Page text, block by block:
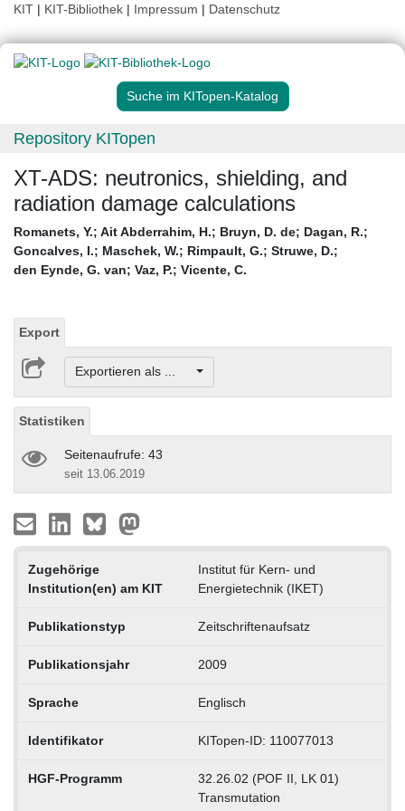
KIT | KIT-Bibliothek | Impressum | Datenschutz
Suche im KITopen-Katalog
Repository KITopen
XT-ADS: neutronics, shielding, and
radiation damage calculations
Romanets, Y.; Ait Abderrahim, H.; Bruyn, D. de; Dagan, R.;
Goncalves, I.; Maschek, W.; Rimpault, G.; Struwe, D.;
den Eynde, G. van; Vaz, P.; Vicente, C.
Export
Exportieren als ...
Statistiken
Seitenaufrufe: 43
seit 13.06.2019
Zugehörige
Institution(en) am KIT
Institut für Kern- und
Energietechnik (IKET)
Publikationstyp Zeitschriftenaufsatz
Publikationsjahr 2009
Sprache Englisch
Identifikator KITopen-ID: 110077013
HGF-Programm
32.26.02 (POF II, LK 01)
Transmutation